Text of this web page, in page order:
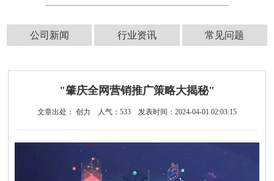
公司新闻 行业资讯 常见问题
"肇庆全网营销推广策略大揭秘"
文章出处： 创力 人气： 533 发表时间：2024-04-01 02:03:15